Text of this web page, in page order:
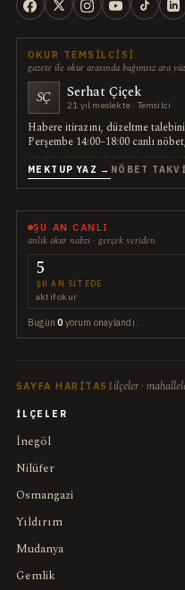
OKUR TEMSILCISI
gazete ile okur arasında bağımsız ara yüz
SÇ Serhat Çiçek
21 yıl meslekte · Temsilci
Habere itirazını, düzeltme
Perşembe 14:00–18:00 canlı
MEKTUP YAZ → NÖBET
ŞU AN CANLI
anlık okur nabzı · gerçek veriden
5
ŞU AN SITEDE
aktif okur
Bugün0 yorum onaylandı.
SAYFA HARITASI ilçeler ·
İLÇELER
İnegöl
Nilüfer
Osmangazi
Yıldırım
Mudanya
Gemlik